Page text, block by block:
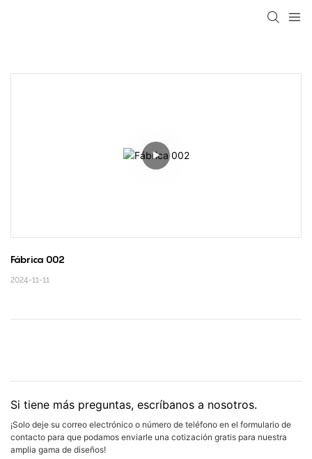
Fábrica 002
2024-11-11
Si tiene más preguntas, escríbanos a nosotros.
¡Solo deje su correo electrónico o número de teléfono en el formulario de
contacto para que podamos enviarle una cotización gratis para nuestra
amplia gama de diseños!